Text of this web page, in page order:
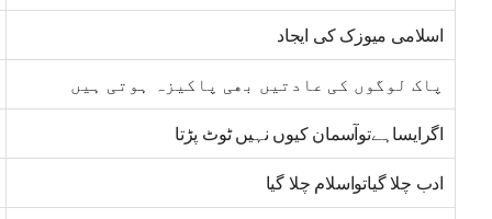
اسلامی میوزک کی ایجاد
پاک لوگوں کی عادتیں بھی پاکیزہ ہوتی ہیں
اگرایساہےتوآسمان کیوں نہیں ٹوٹ پڑتا
ادب چلا گیاتواسلام چلا گیا